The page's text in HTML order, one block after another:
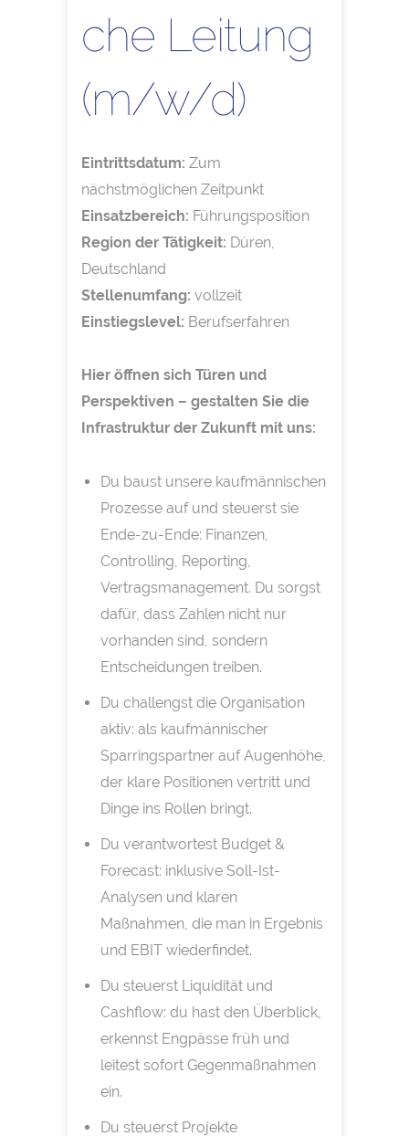
che Leitung
(m/w/d)
Eintrittsdatum: Zum
nächstmöglichen Zeitpunkt
Einsatzbereich: Führungsposition
Region der Tätigkeit: Düren,
Deutschland
Stellenumfang: vollzeit
Einstiegslevel: Berufserfahren
Hier öffnen sich Türen und
Perspektiven – gestalten Sie die
Infrastruktur der Zukunft mit uns:
Du baust unsere kaufmännischen
Prozesse auf und steuerst sie
Ende-zu-Ende: Finanzen,
Controlling, Reporting,
Vertragsmanagement. Du sorgst
dafür, dass Zahlen nicht nur
vorhanden sind, sondern
Entscheidungen treiben.
Du challengst die Organisation
aktiv: als kaufmännischer
Sparringspartner auf Augenhöhe,
der klare Positionen vertritt und
Dinge ins Rollen bringt.
Du verantwortest Budget &
Forecast: inklusive Soll-Ist-
Analysen und klaren
Maßnahmen, die man in Ergebnis
und EBIT wiederfindet.
Du steuerst Liquidität und
Cashflow: du hast den Überblick,
erkennst Engpässe früh und
leitest sofort Gegenmaßnahmen
ein.
Du steuerst Projekte